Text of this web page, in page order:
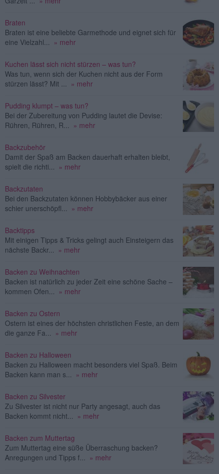
Braten
Braten ist eine beliebte Garmethode und eignet sich für
eine Vielzahl... » mehr
Kuchen lässt sich nicht stürzen – was tun?
Was tun, wenn sich der Kuchen nicht aus der Form
stürzen lässt? Mit ... » mehr
Pudding klumpt – was tun?
Bei der Zubereitung von Pudding lautet die Devise:
Rühren, Rühren, R... » mehr
Backzubehör
Damit der Spaß am Backen dauerhaft erhalten bleibt,
spielt die richti... » mehr
Backzutaten
Bei den Backzutaten können Hobbybäcker aus einer
schier unerschöpfl... » mehr
Backtipps
Mit einigen Tipps & Tricks gelingt auch Einsteigern das
nächste Backr... » mehr
Backen zu Weihnachten
Backen ist natürlich zu jeder Zeit eine schöne Sache –
kommen Ofen... » mehr
Backen zu Ostern
Ostern ist eines der höchsten christlichen Feste, an dem
die ganze Fa... » mehr
Backen zu Halloween
Backen zu Halloween macht besonders viel Spaß. Beim
Backen kann man s... » mehr
Backen zu Silvester
Zu Silvester ist nicht nur Party angesagt, auch das
Backen kommt nicht... » mehr
Backen zum Muttertag
Zum Muttertag eine süße Überraschung backen?
Anregungen und Tipps f... » mehr